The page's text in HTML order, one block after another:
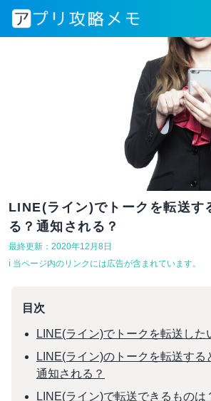
LINE(ライン)でトークを転送す
る？通知される？
最終更新：2020年12月8日
ℹ︎ 当ページ内のリンクには広告が含まれています。
目次
LINE(ライン)でトークを転送した
LINE(ライン)のトークを転送する
通知される？
LINE(ライン)で転送できるものは